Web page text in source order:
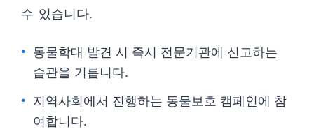
수 있습니다.
동물학대 발견 시 즉시 전문기관에 신고하는
습관을 기릅니다.
지역사회에서 진행하는 동물보호 캠페인에 참
여합니다.